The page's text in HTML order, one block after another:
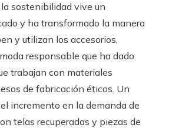
sostenibilidad vive un
y ha transformado la manera
y utilizan los accesorios,
responsable que ha dado
trabajan con materiales
de fabricación éticos. Un
incremento en la demanda de
telas recuperadas y piezas de